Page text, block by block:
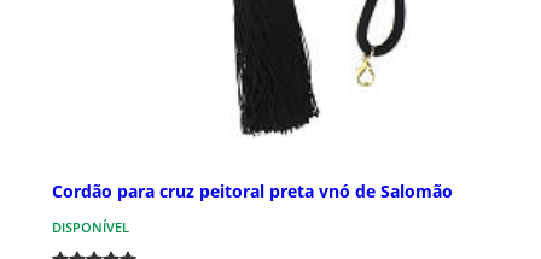
Cordão para cruz peitoral preta vnó de Salomão
DISPONÍVEL